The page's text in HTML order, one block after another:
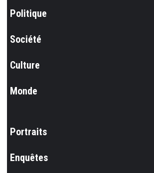
Politique
Société
Culture
Monde
Portraits
Enquêtes